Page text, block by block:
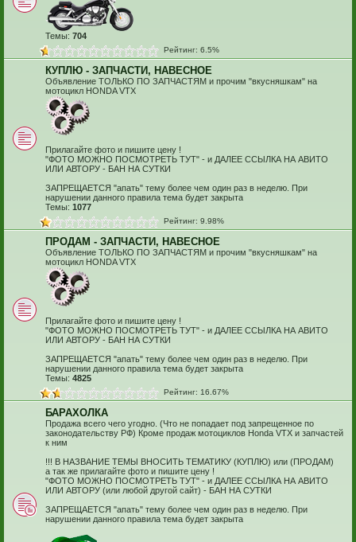
Темы: 704
Рейтинг: 6.5%
КУПЛЮ - ЗАПЧАСТИ, НАВЕСНОЕ
Объявление ТОЛЬКО ПО ЗАПЧАСТЯМ и прочим "вкусняшкам" на
мотоцикл HONDA VTX
Прилагайте фото и пишите цену !
"ФОТО МОЖНО ПОСМОТРЕТЬ ТУТ" - и ДАЛЕЕ ССЫЛКА НА АВИТО
ИЛИ АВТОРУ - БАН НА СУТКИ
ЗАПРЕЩАЕТСЯ "апать" тему более чем один раз в неделю. При
нарушении данного правила тема будет закрыта
Темы: 1077
Рейтинг: 9.98%
ПРОДАМ - ЗАПЧАСТИ, НАВЕСНОЕ
Объявление ТОЛЬКО ПО ЗАПЧАСТЯМ и прочим "вкусняшкам" на
мотоцикл HONDA VTX
Прилагайте фото и пишите цену !
"ФОТО МОЖНО ПОСМОТРЕТЬ ТУТ" - и ДАЛЕЕ ССЫЛКА НА АВИТО
ИЛИ АВТОРУ - БАН НА СУТКИ
ЗАПРЕЩАЕТСЯ "апать" тему более чем один раз в неделю. При
нарушении данного правила тема будет закрыта
Темы: 4825
Рейтинг: 16.67%
БАРАХОЛКА
Продажа всего чего угодно. (Что не попадает под запрещенное по
законодательству РФ) Кроме продаж мотоциклов Honda VTX и запчастей
к ним
!!! В НАЗВАНИЕ ТЕМЫ ВНОСИТЬ ТЕМАТИКУ (КУПЛЮ) или (ПРОДАМ)
а так же прилагайте фото и пишите цену !
"ФОТО МОЖНО ПОСМОТРЕТЬ ТУТ" - и ДАЛЕЕ ССЫЛКА НА АВИТО
ИЛИ АВТОРУ (или любой другой сайт) - БАН НА СУТКИ
ЗАПРЕЩАЕТСЯ "апать" тему более чем один раз в неделю. При
нарушении данного правила тема будет закрыта